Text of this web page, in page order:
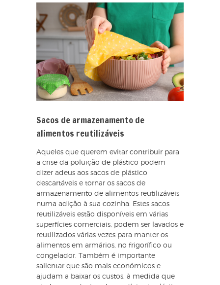
Sacos de armazenamento de
alimentos reutilizáveis
Aqueles que querem evitar contribuir para
a crise da poluição de plástico podem
dizer adeus aos sacos de plástico
descartáveis e tornar os sacos de
armazenamento de alimentos reutilizáveis
numa adição à sua cozinha. Estes sacos
reutilizáveis estão disponíveis em várias
superfícies comerciais, podem ser lavados e
reutilizados várias vezes para manter os
alimentos em armários, no frigorífico ou
congelador. Também é importante
salientar que são mais económicos e
ajudam a baixar os custos, à medida que